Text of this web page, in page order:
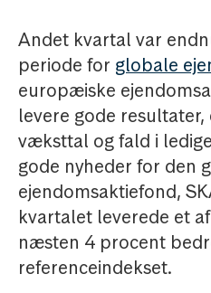
Andet kvartal var
periode for globale
europæiske
levere gode
væksttal og fald i
gode nyheder for den
ejendomsaktiefond,
kvartalet leverede et
næsten 4 procent
referenceindekset.